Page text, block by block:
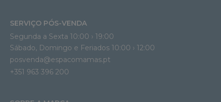
SERVIÇO PÓS-VENDA
Segunda a Sexta 10:00 › 19:00
Sábado, Domingo e Feriados 10:00 › 12:00
posvenda@espacomamas.pt
+351 963 396 200